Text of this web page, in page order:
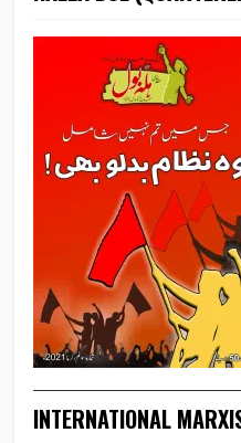
INTERNATIONAL